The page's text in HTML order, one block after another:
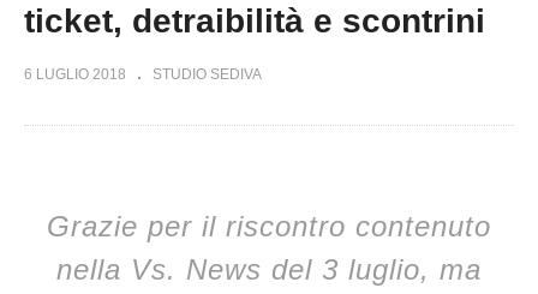
ticket, detraibilità e scontrini
6 LUGLIO 2018 STUDIO SEDIVA
Grazie per il riscontro contenuto
nella Vs. News del 3 luglio, ma